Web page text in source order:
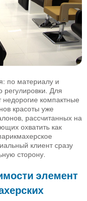
по материалу и
регулировки. Для
компактные
красоты уже
рассчитанных на
охватить как
клиент сразу
сторону.
элемент